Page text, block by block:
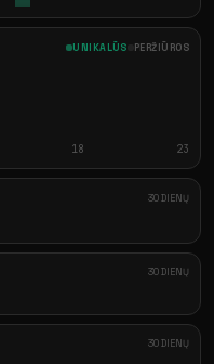
UNIKALŪS PERŽIŪROS
18 23
30 DIENŲ
30 DIENŲ
30 DIENŲ